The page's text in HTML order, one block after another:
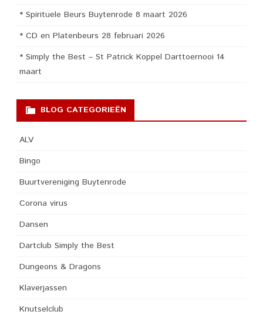
* Spirituele Beurs Buytenrode 8 maart 2026
* CD en Platenbeurs 28 februari 2026
* Simply the Best – St Patrick Koppel Darttoernooi 14
maart
BLOG CATEGORIEËN
ALV
Bingo
Buurtvereniging Buytenrode
Corona virus
Dansen
Dartclub Simply the Best
Dungeons & Dragons
Klaverjassen
Knutselclub